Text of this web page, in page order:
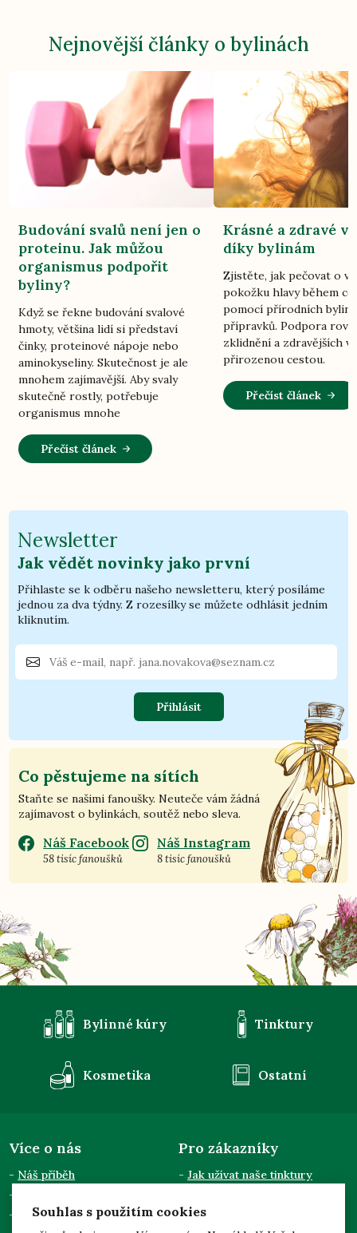
Souhlas s použitím cookies
Nejnovější články o bylinách
Budování svalů není jen o
proteinu. Jak můžou
organismus podpořit
byliny?
Když se řekne budování svalové
hmoty, většina lidí si představí
činky, proteinové nápoje nebo
aminokyseliny. Skutečnost je ale
mnohem zajímavější. Aby svaly
skutečně rostly, potřebuje
organismus mnohe
Přečíst článek
Krásné a zdravé
díky bylinám
Zjistěte, jak pečovat o
pokožku hlavy během
pomocí přírodních
přípravků. Podpora
zklidnění a zdravějších
přirozenou cestou.
Přečíst článek
Newsletter
Jak vědět novinky jako první
Přihlaste se k odběru našeho newsletteru, který posíláme
jednou za dva týdny. Z rozesílky se můžete odhlásit jedním
kliknutím.
Přihlásit
Co pěstujeme na sítích
Staňte se našimi fanoušky. Neuteče vám žádná
zajímavost o bylinkách, soutěž nebo sleva.
Náš Facebook
58 tisíc fanoušků
Náš Instagram
8 tisíc fanoušků
Bylinné kúry Tinktury
Kosmetika Ostatní
Více o nás
Náš příběh
Kontakty
Pro zákazníky
Jak užívat naše tinktury
Doprava a platba